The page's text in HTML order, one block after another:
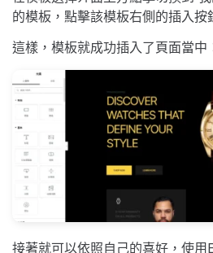
的模板，點擊該模板右側的插入按
這樣，模板就成功插入了頁面當中
接著就可以依照自己的喜好，使用